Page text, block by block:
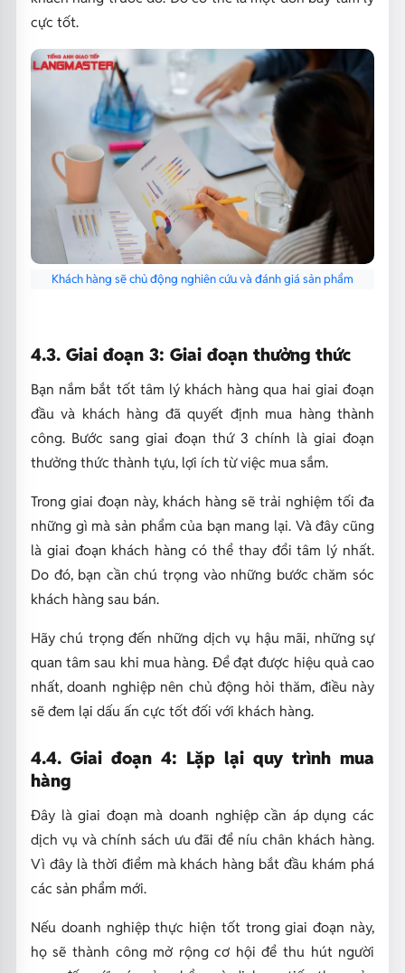
cực tốt.
Khách hàng sẽ chủ động nghiên cứu và đánh giá sản phẩm
4.3. Giai đoạn 3: Giai đoạn thưởng thức
Bạn nắm bắt tốt tâm lý khách hàng qua hai giai đoạn
đầu và khách hàng đã quyết định mua hàng thành
công. Bước sang giai đoạn thứ 3 chính là giai đoạn
thưởng thức thành tựu, lợi ích từ việc mua sắm.
Trong giai đoạn này, khách hàng sẽ trải nghiệm tối đa
những gì mà sản phẩm của bạn mang lại. Và đây cũng
là giai đoạn khách hàng có thể thay đổi tâm lý nhất.
Do đó, bạn cần chú trọng vào những bước chăm sóc
khách hàng sau bán.
Hãy chú trọng đến những dịch vụ hậu mãi, những sự
quan tâm sau khi mua hàng. Để đạt được hiệu quả cao
nhất, doanh nghiệp nên chủ động hỏi thăm, điều này
sẽ đem lại dấu ấn cực tốt đối với khách hàng.
4.4. Giai đoạn 4: Lặp lại quy trình mua
hàng
Đây là giai đoạn mà doanh nghiệp cần áp dụng các
dịch vụ và chính sách ưu đãi để níu chân khách hàng.
Vì đây là thời điểm mà khách hàng bắt đầu khám phá
các sản phẩm mới.
Nếu doanh nghiệp thực hiện tốt trong giai đoạn này,
họ sẽ thành công mở rộng cơ hội để thu hút người